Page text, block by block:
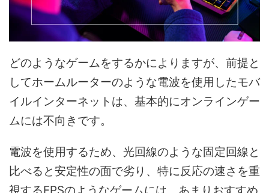
どのようなゲームをするかによりますが、前提と
してホームルーターのような電波を使用したモバ
イルインターネットは、基本的にオンラインゲー
ムには不向きです。
電波を使用するため、光回線のような固定回線と
比べると安定性の面で劣り、特に反応の速さを重
視するFPSのようなゲームには、あまりおすすめ